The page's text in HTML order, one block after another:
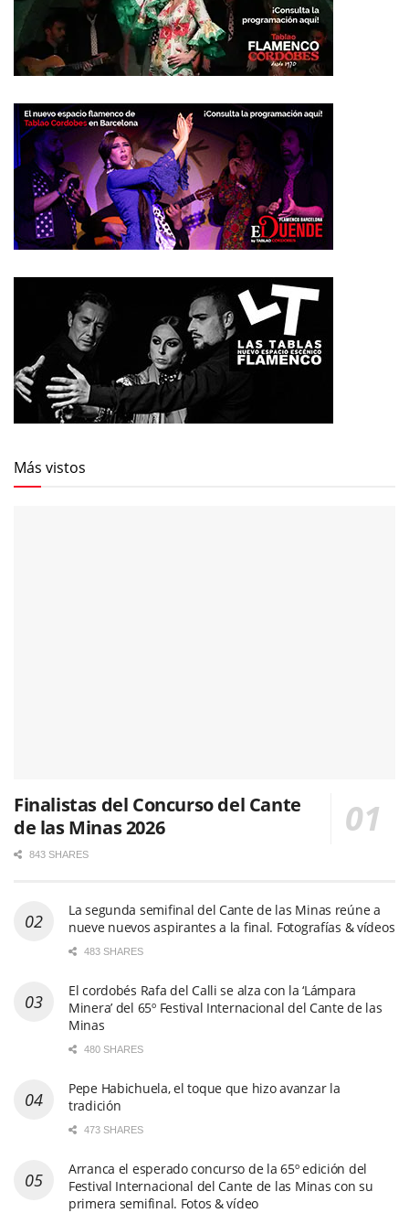
Más vistos
Finalistas del Concurso del Cante
de las Minas 2026
843 SHARES
La segunda semifinal del Cante de las Minas reúne a
nueve nuevos aspirantes a la final. Fotografías & vídeos
483 SHARES
El cordobés Rafa del Calli se alza con la ‘Lámpara
Minera’ del 65º Festival Internacional del Cante de las
Minas
480 SHARES
Pepe Habichuela, el toque que hizo avanzar la
tradición
473 SHARES
Arranca el esperado concurso de la 65º edición del
Festival Internacional del Cante de las Minas con su
primera semifinal. Fotos & vídeo